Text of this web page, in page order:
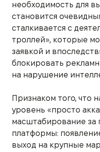
необходимость для
становится
сталкивается с
троллей», которые
заявкой и
блокировать
на нарушение
Признаком того, что
уровень «просто
масштабирование за
платформы:
выход на крупные